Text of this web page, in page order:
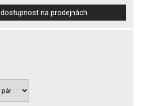
na prodejnách